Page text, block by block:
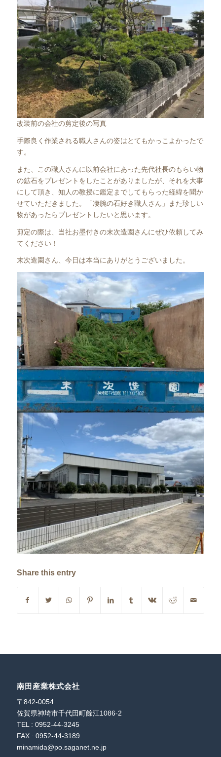
改装前の会社の剪定後の写真
手際良く作業される職人さんの姿はとてもかっこよかったで
す。
また、この職人さんに以前会社にあった先代社長のもらい物
の鉱石をプレゼントをしたことがありましたが、それを大事
にして頂き、知人の教授に鑑定までしてもらった経緯を聞か
せていただきました。「凄腕の石好き職人さん」また珍しい
物があったらプレゼントしたいと思います。
剪定の際は、当社お墨付きの末次造園さんにぜひ依頼してみ
てください！
末次造園さん、今日は本当にありがとうございました。
Share this entry
南田産業株式会社
〒842-0054
佐賀県神埼市千代田町餘江1086-2
TEL : 0952-44-3245
FAX : 0952-44-3189
minamida@po.saganet.ne.jp